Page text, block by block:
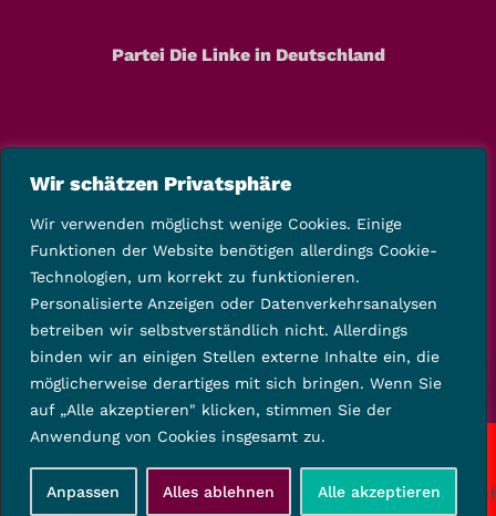
Wir schätzen Privatsphäre
Wir verwenden möglichst wenige Cookies. Einige
Funktionen der Website benötigen allerdings Cookie-
Technologien, um korrekt zu funktionieren.
Personalisierte Anzeigen oder Datenverkehrsanalysen
betreiben wir selbstverständlich nicht. Allerdings
binden wir an einigen Stellen externe Inhalte ein, die
möglicherweise derartiges mit sich bringen. Wenn Sie
auf „Alle akzeptieren" klicken, stimmen Sie der
Anwendung von Cookies insgesamt zu.
Anpassen Alles ablehnen Alle akzeptieren
Partei Die Linke in Deutschland
Copyright © 2025 Die Linke Kreisverband Kassel-Land
Datenschutz